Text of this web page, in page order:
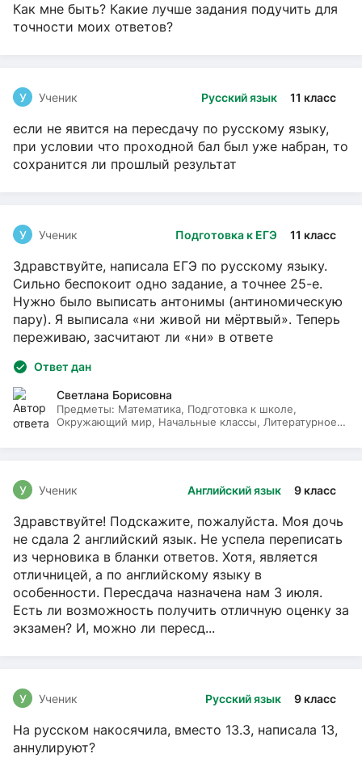
Как мне быть? Какие лучше задания подучить для
точности моих ответов?
Русский язык 11 класс
У Ученик
если не явится на пересдачу по русскому языку,
при условии что проходной бал был уже набран, то
сохранится ли прошлый результат
Подготовка к ЕГЭ 11 класс
У Ученик
Здравствуйте, написала ЕГЭ по русскому языку.
Сильно беспокоит одно задание, а точнее 25-е.
Нужно было выписать антонимы (антиномическую
пару). Я выписала «ни живой ни мёртвый». Теперь
переживаю, засчитают ли «ни» в ответе
Ответ дан
Светлана Борисовна
Предметы: Математика, Подготовка к школе,
Окружающий мир, Начальные классы, Литературное
Английский язык 9 класс
У Ученик
Здравствуйте! Подскажите, пожалуйста. Моя дочь
не сдала 2 английский язык. Не успела переписать
из черновика в бланки ответов. Хотя, является
отличницей, а по английскому языку в
особенности. Пересдача назначена нам 3 июля.
Есть ли возможность получить отличную оценку за
экзамен? И, можно ли пересд...
Русский язык 9 класс
У Ученик
На русском накосячила, вместо 13.3, написала 13,
аннулируют?